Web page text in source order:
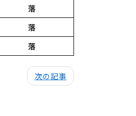
落
落
落
次の記事